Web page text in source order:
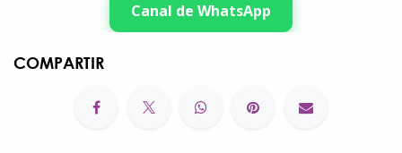
Canal de WhatsApp
COMPARTIR